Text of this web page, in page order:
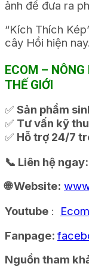
ảnh để đưa ra
“Kích Thích
cây Hồi hiện nay.
ECOM –
THẾ GIỚI
✅ Sản phẩm
✅ Tư vấn kỹ
✅ Hỗ trợ 24/7
📞 Liên hệ ngay:
🌐 Website:
Youtube :
Fanpage:
Nguồn tham